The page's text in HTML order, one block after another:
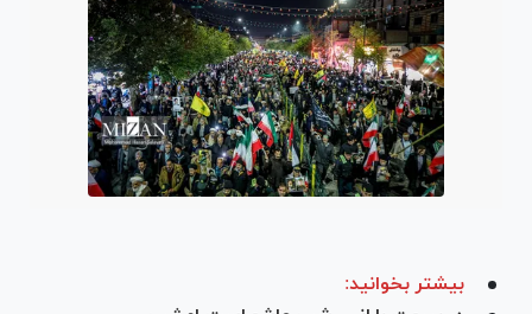
بیشتر بخوانید: